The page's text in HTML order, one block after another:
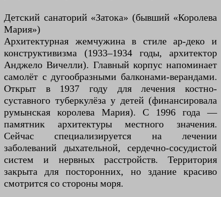
Детский санаторий «Затока» (бывший «Королева
Мария»)
Архитектурная жемчужина в стиле ар-деко и
конструктивизма (1933–1934 годы, архитектор
Анджело Вичелли). Главный корпус напоминает
самолёт с дугообразными балконами-верандами.
Открыт в 1937 году для лечения костно-
суставного туберкулёза у детей (финансировала
румынская королева Мария). С 1996 года —
памятник архитектуры местного значения.
Сейчас специализируется на лечении
заболеваний дыхательной, сердечно-сосудистой
систем и нервных расстройств. Территория
закрыта для посторонних, но здание красиво
смотрится со стороны моря.